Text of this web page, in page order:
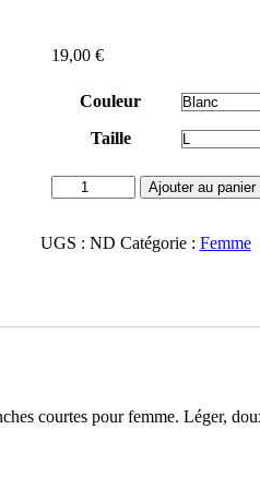
19,00 €
Couleur
Taille
quantité
de
shirt
Ajouter au panier
UGS : ND Catégorie : Femme
courtes pour femme. Léger,